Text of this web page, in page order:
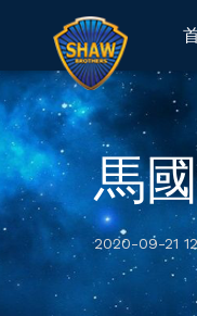
馬
2020-09-21